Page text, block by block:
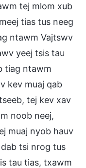
tej mlom xub
tias tus neeg
ntawm Vajtswv
yeej tsis tau
tiag ntawm
kev muaj qab
tej kev xav
noob neej,
muaj nyob hauv
tsi nrog tus
tau tias, txawm